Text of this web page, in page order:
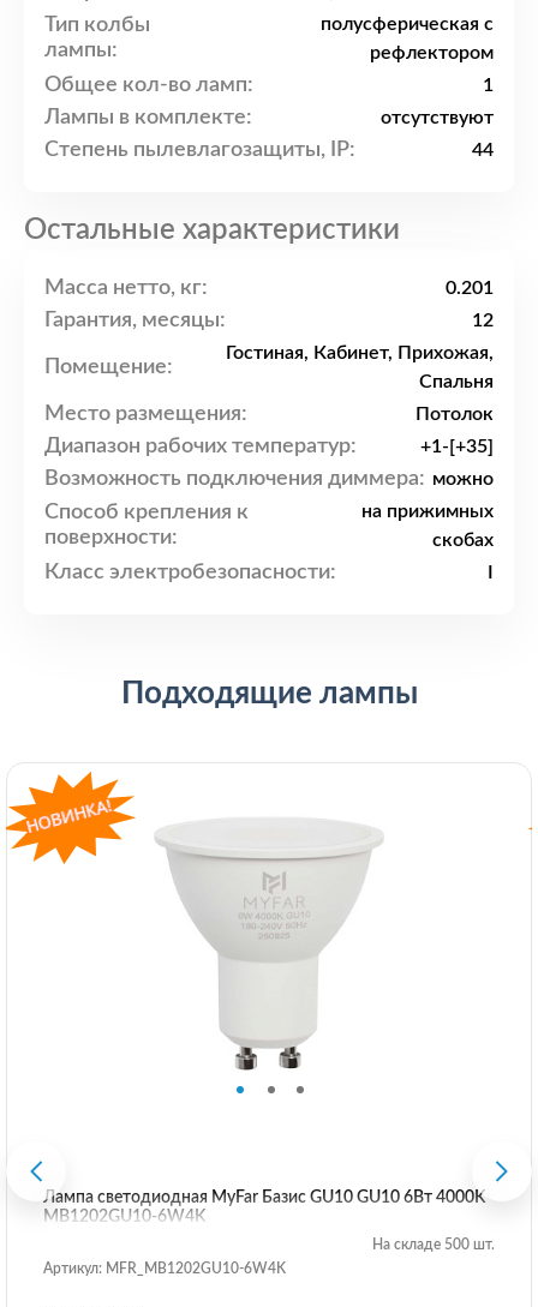
Тип колбы
лампы:
полусферическая с
рефлектором
Общее кол-во ламп: 1
Лампы в комплекте: отсутствуют
Степень пылевлагозащиты, IP: 44
Остальные характеристики
Масса нетто, кг: 0.201
Гарантия, месяцы: 12
Помещение:
Гостиная, Кабинет, Прихожая,
Спальня
Место размещения: Потолок
Диапазон рабочих температур: +1-[+35]
Возможность подключения диммера: можно
Способ крепления к
поверхности:
на прижимных
скобах
Класс электробезопасности:
Подходящие лампы
Лампа светодиодная MyFar Базиc GU10 GU10 6Вт 4000K
MB1202GU10-6W4K
На складе 500 шт.
Артикул: MFR_MB1202GU10-6W4K